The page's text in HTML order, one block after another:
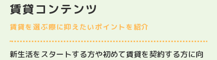
賃貸コンテンツ
賃貸を選ぶ際に抑えたいポイントを紹介
新生活をスタートする方や初めて賃貸を契約する方に向